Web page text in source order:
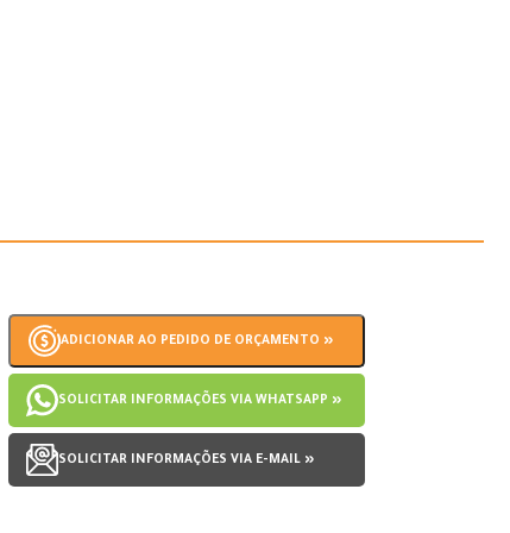
ADICIONAR AO PEDIDO DE ORÇAMENTO »
SOLICITAR INFORMAÇÕES VIA WHATSAPP »
SOLICITAR INFORMAÇÕES VIA E-MAIL »